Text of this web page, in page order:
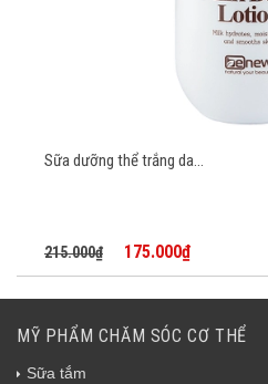
Sữa dưỡng thể trắng da...
215.000₫ 175.000₫
MỸ PHẨM CHĂM SÓC CƠ THỂ
Sữa tắm